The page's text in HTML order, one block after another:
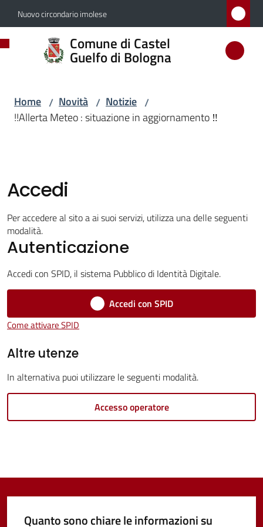
Vai al contenuto
Vai alla navigazione
Vai al footer
Nuovo circondario imolese
Comune di Castel
Guelfo di Bologna
Comune
di
di
Bologna
Amministrazione
Novità
Menu selezionato
Castel
Guelfo
online
Home / Novità / Notizie /
!!Allerta Meteo : situazione in aggiornamento ‼️
Accedi
Per accedere al sito a ai suoi servizi, utilizza una delle seguenti
modalità.
Autenticazione
Accedi con SPID, il sistema Pubblico di Identità Digitale.
Accedi con SPID
Come attivare SPID
Altre utenze
In alternativa puoi utilizzare le seguenti modalità.
Accesso operatore
Quanto sono chiare le informazioni su